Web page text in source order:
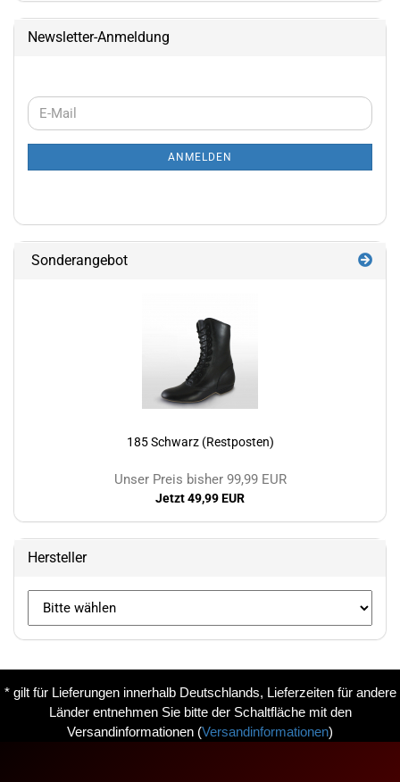
Newsletter-Anmeldung
WEITER
ZUR
NEWSLETTER-
E-
Mail
ANMELDEN
Sonderangebot
185 Schwarz (Restposten)
Unser Preis bisher 99,99 EUR
Jetzt 49,99 EUR
Hersteller
* gilt für Lieferungen innerhalb Deutschlands, Lieferzeiten für andere
Länder entnehmen Sie bitte der Schaltfläche mit den
Versandinformationen (Versandinformationen)